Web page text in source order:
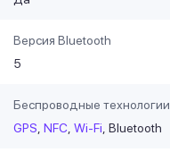
Версия Bluetooth
5
Беспроводные технологии
GPS NFC Wi-Fi Bluetooth